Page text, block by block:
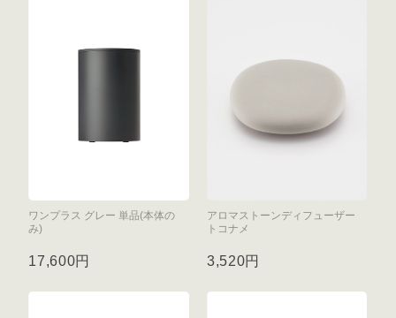
ワンプラス グレー 単品(本体の
み)
17,600円
アロマストーンディフューザー
トコナメ
3,520円